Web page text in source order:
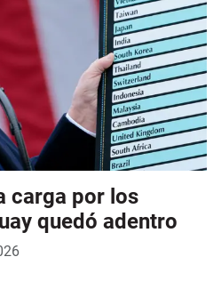
carga por los
quedó adentro